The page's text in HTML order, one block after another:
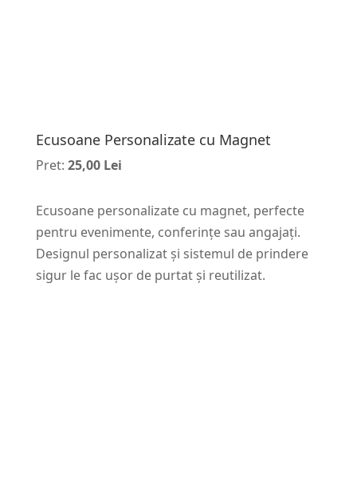
Ecusoane Personalizate cu Magnet
Pret: 25,00 Lei
Ecusoane personalizate cu magnet, perfecte
pentru evenimente, conferințe sau angajați.
Designul personalizat și sistemul de prindere
sigur le fac ușor de purtat și reutilizat.